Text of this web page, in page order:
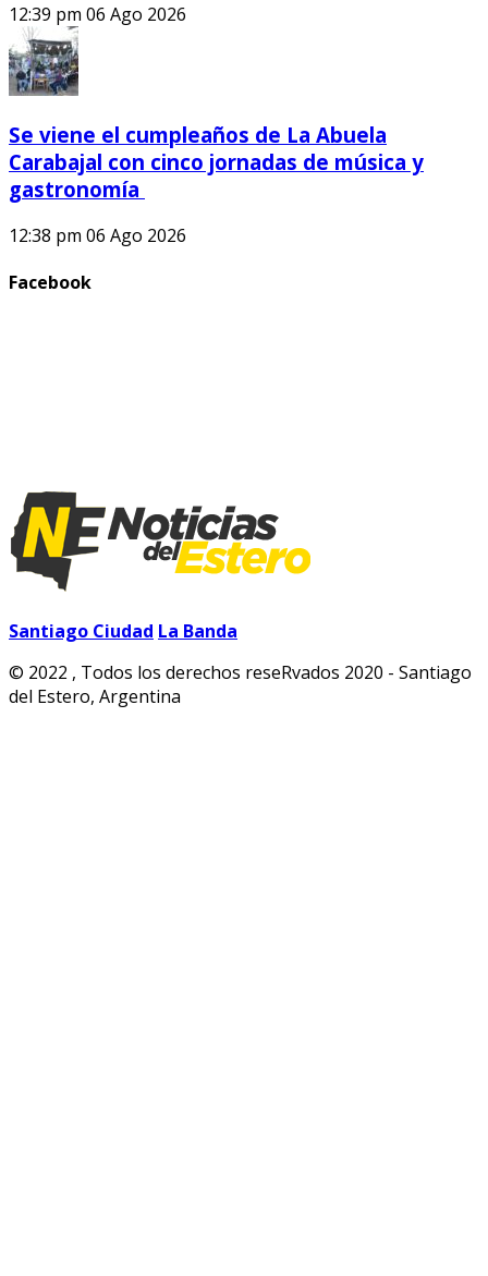
12:39 pm 06 Ago 2026
Se viene el cumpleaños de La Abuela
Carabajal con cinco jornadas de música y
gastronomía
12:38 pm 06 Ago 2026
Facebook
Santiago Ciudad La Banda
© 2022 , Todos los derechos reseRvados 2020 - Santiago
del Estero, Argentina